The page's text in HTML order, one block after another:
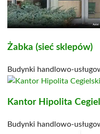
Żabka (sieć sklepów)
Budynki handlowo-
Kantor Hipolita
Budynki handlowo-